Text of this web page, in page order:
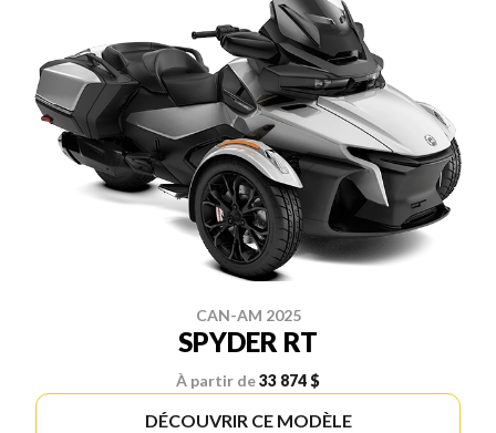
CAN-AM 2025
SPYDER RT
À partir de33 874 $
DÉCOUVRIR CE MODÈLE